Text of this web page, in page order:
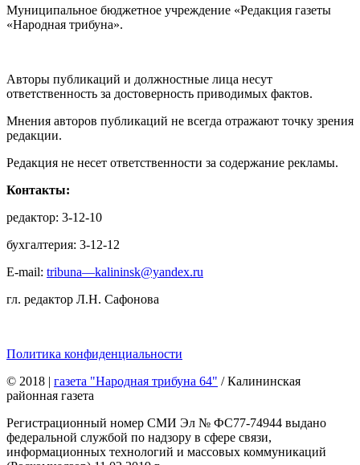
Муниципальное бюджетное учреждение «Редакция газеты
«Народная трибуна».
Авторы публикаций и должностные лица несут
ответственность за достоверность приводимых фактов.
Мнения авторов публикаций не всегда отражают точку зрения
редакции.
Редакция не несет ответственности за содержание рекламы.
Контакты:
редактор: 3-12-10
бухгалтерия: 3-12-12
E-mail: tribuna—kalininsk@yandex.ru
гл. редактор Л.Н. Сафонова
Политика конфиденциальности
© 2018 | газета "Народная трибуна 64" / Калининская
районная газета
Регистрационный номер СМИ Эл № ФС77-74944 выдано
федеральной службой по надзору в сфере связи,
информационных технологий и массовых коммуникаций